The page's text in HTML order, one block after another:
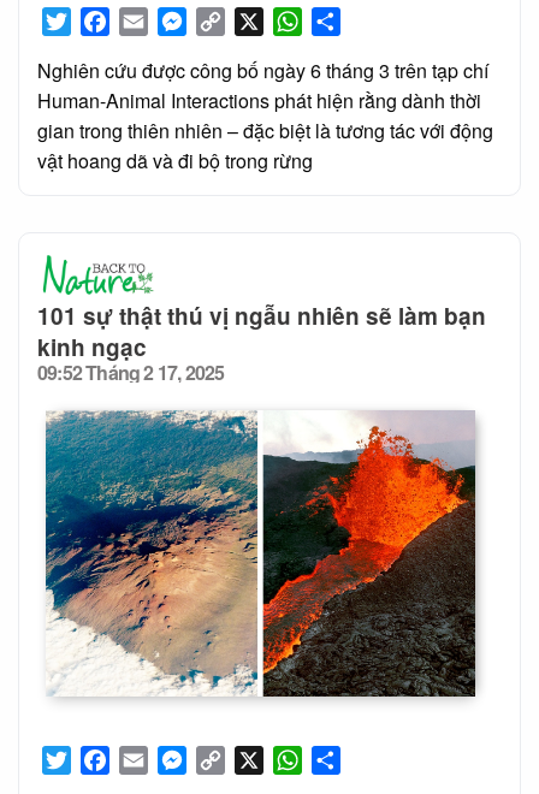
TwitterFacebook
Email Messenger
Copy
WhatsApp
Nghiên cứu được công bố ngày 6 tháng 3 trên tạp chí
Human-Animal Interactions phát hiện rằng dành thời
gian trong thiên nhiên – đặc biệt là tương tác với động
vật hoang dã và đi bộ trong rừng
TwitterFacebook
Email Messenger
Copy
WhatsApp
101 sự thật thú vị ngẫu nhiên sẽ làm bạn
kinh ngạc
Posted
on
09:52 Tháng 2 17, 2025